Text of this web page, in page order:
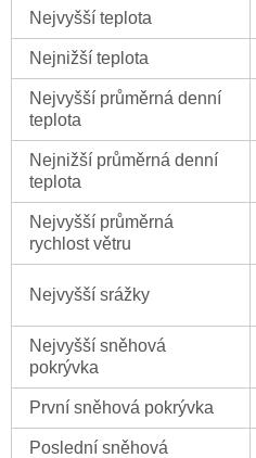
Nejvyšší teplota
Nejnižší teplota
Nejvyšší průměrná denní
teplota
Nejnižší průměrná denní
teplota
Nejvyšší průměrná
rychlost větru
Nejvyšší srážky
Nejvyšší sněhová
pokrývka
První sněhová pokrývka
Poslední sněhová